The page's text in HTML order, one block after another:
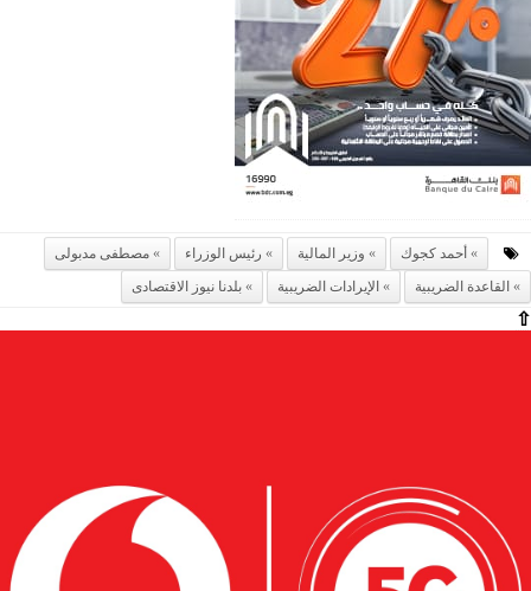
أحمد كجوك وزير المالية رئيس الوزراء
مصطفى مدبولى
القاعدة الضريبية
الإيرادات الضريبية بلدنا نيوز الاقتصادى
⇧